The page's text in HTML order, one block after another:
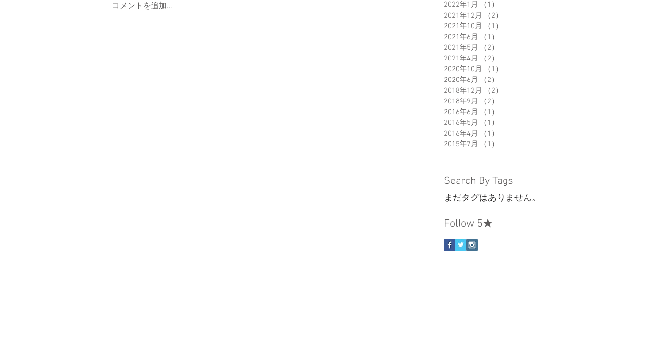
コメントを追加…
2022年1月
（1）
2021年12月
（2）
2021年10月
（1）
2021年6月
（1）
2021年5月
（2）
2021年4月
（2）
2020年10月
（1）
2020年6月
（2）
2018年12月
（2）
2018年9月
（2）
2016年6月
（1）
2016年5月
（1）
2016年4月
（1）
2015年7月
（1）
Search By Tags
まだタグはありません。
Follow 5★